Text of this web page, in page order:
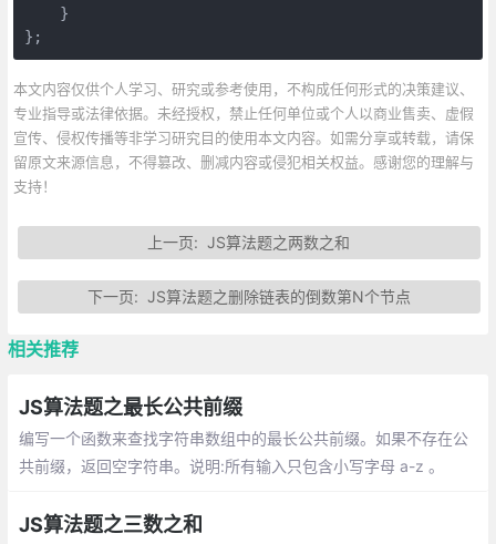
    }
};
本文内容仅供个人学习、研究或参考使用，不构成任何形式的决策建议、
专业指导或法律依据。未经授权，禁止任何单位或个人以商业售卖、虚假
宣传、侵权传播等非学习研究目的使用本文内容。如需分享或转载，请保
留原文来源信息，不得篡改、删减内容或侵犯相关权益。感谢您的理解与
支持！
上一页:JS算法题之两数之和
下一页: JS算法题之删除链表的倒数第N个节点
相关推荐
JS算法题之最长公共前缀
编写一个函数来查找字符串数组中的最长公共前缀。如果不存在公
共前缀，返回空字符串。说明:所有输入只包含小写字母 a-z 。
JS算法题之三数之和